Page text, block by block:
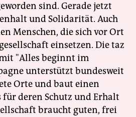
sind. Gerade jetzt
und Solidarität. Auch
Menschen, die sich vor Ort
einsetzen. Die taz
"Alles beginnt im
unterstützt bundesweit
Orte und baut einen
für deren Schutz und Erhalt
braucht guten, frei